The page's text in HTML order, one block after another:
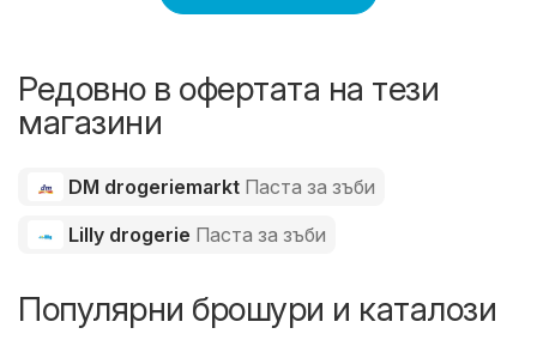
Редовно в офертата на тези
магазини
DM drogeriemarkt Паста за зъби
Lilly drogerie Паста за зъби
Популярни брошури и каталози